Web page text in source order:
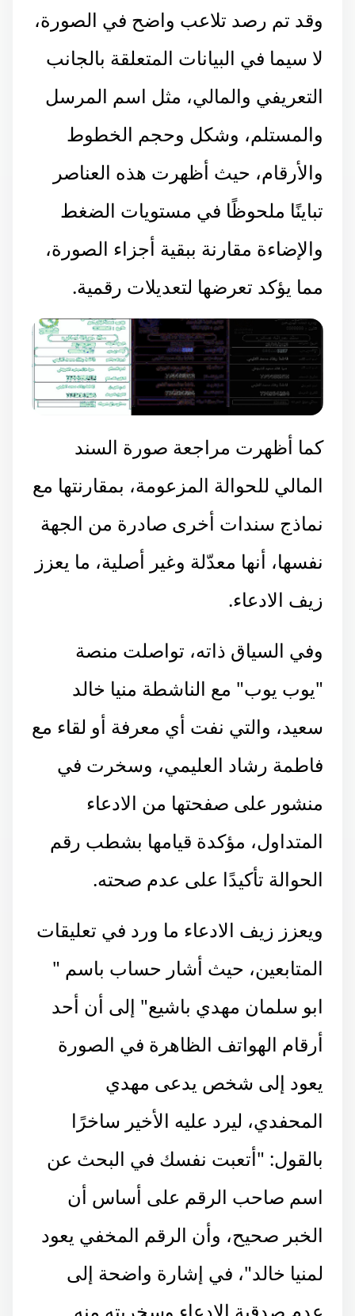
وقد تم رصد تلاعب واضح في الصورة،
لا سيما في البيانات المتعلقة بالجانب
التعريفي والمالي، مثل اسم المرسل
والمستلم، وشكل وحجم الخطوط
والأرقام، حيث أظهرت هذه العناصر
تباينًا ملحوظًا في مستويات الضغط
والإضاءة مقارنة ببقية أجزاء الصورة،
مما يؤكد تعرضها لتعديلات رقمية.
كما أظهرت مراجعة صورة السند
المالي للحوالة المزعومة، بمقارنتها مع
نماذج سندات أخرى صادرة من الجهة
نفسها، أنها معدّلة وغير أصلية، ما يعزز
زيف الادعاء.
وفي السياق ذاته، تواصلت منصة
"يوب يوب" مع الناشطة منيا خالد
سعيد، والتي نفت أي معرفة أو لقاء مع
فاطمة رشاد العليمي، وسخرت في
منشور على صفحتها من الادعاء
المتداول، مؤكدة قيامها بشطب رقم
الحوالة تأكيدًا على عدم صحته.
ويعزز زيف الادعاء ما ورد في تعليقات
المتابعين، حيث أشار حساب باسم "
ابو سلمان مهدي باشيع" إلى أن أحد
أرقام الهواتف الظاهرة في الصورة
يعود إلى شخص يدعى مهدي
المحفدي، ليرد عليه الأخير ساخرًا
بالقول: "أتعبت نفسك في البحث عن
اسم صاحب الرقم على أساس أن
الخبر صحيح، وأن الرقم المخفي يعود
لمنيا خالد"، في إشارة واضحة إلى